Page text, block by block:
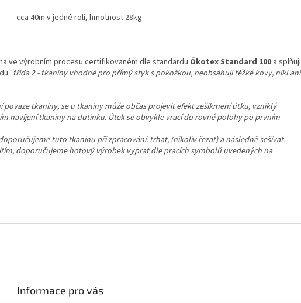
cca 40m v jedné roli, hmotnost 28kg
ve výrobním procesu certifikovaném dle standardu Ökotex Standard 100 a splňuji
"třída 2 - tkaniny vhodné pro přímý styk s pokožkou, neobsahují těžké kovy, nikl ani
povaze tkaniny, se u tkaniny může občas projevit efekt zešikmení útku, vzniklý
navíjení tkaniny na dutinku. Útek se obvykle vrací do rovné polohy po prvním
tuto tkaninu při zpracování: trhat, (nikoliv řezat) a následně sešívat.
doporučujeme hotový výrobek vyprat dle pracích symbolů uvedených na
Informace pro vás